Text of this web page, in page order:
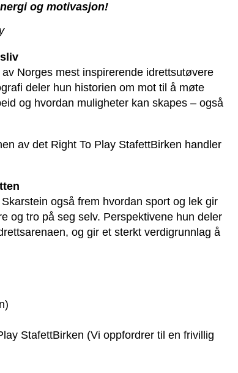
og motivasjon!
Norges mest inspirerende idrettsutøvere
deler hun historien om mot til å møte
og hvordan muligheter kan skapes – også
av det Right To Play StafettBirken handler
også frem hvordan sport og lek gir
og tro på seg selv. Perspektivene hun deler
og gir et sterkt verdigrunnlag å
StafettBirken (Vi oppfordrer til en frivillig